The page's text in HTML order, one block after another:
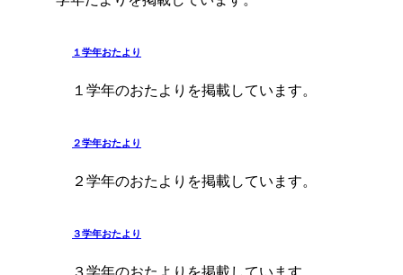
１学年おたより
１学年のおたよりを掲載しています。
２学年おたより
２学年のおたよりを掲載しています。
３学年おたより
３学年のおたよりを掲載しています。